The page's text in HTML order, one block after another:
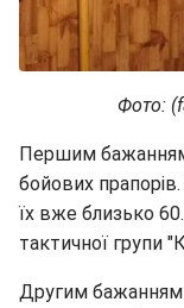
Фото:
Першим бажанням
бойових
їх вже близько
тактичної групи
Другим бажанням